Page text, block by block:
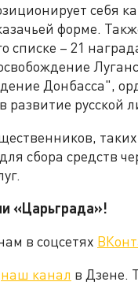
себя
форме.
списке – 21
Донбасса",
развитие русской
сбора средств
«Царьграда»!
в соцсетях
наш канал в Дзене.